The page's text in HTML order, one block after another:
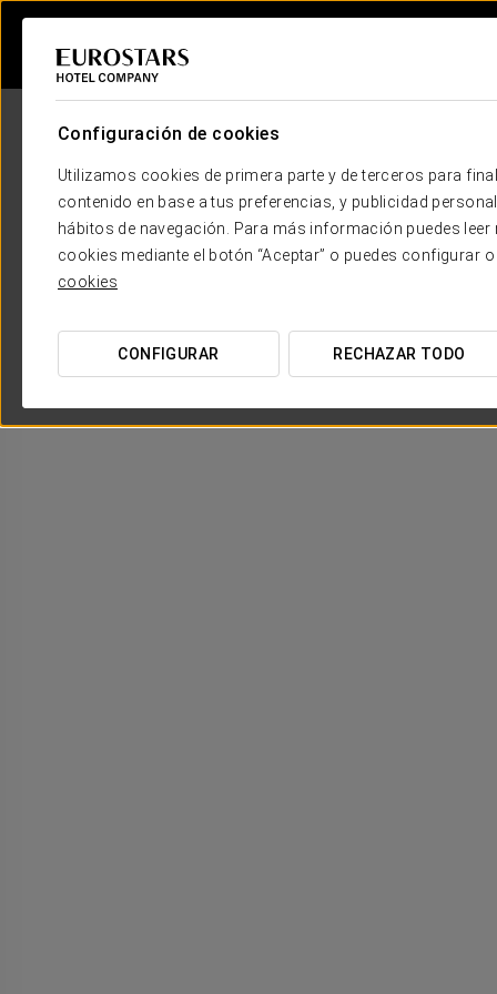
Configuración de cookies
Utilizamos cookies de primera parte y de terceros para
contenido en base a tus preferencias, y publicidad
hábitos de navegación. Para más información puedes
cookies mediante el botón “Aceptar” o puedes configurar
cookies
CONFIGURAR RECHAZAR TODO